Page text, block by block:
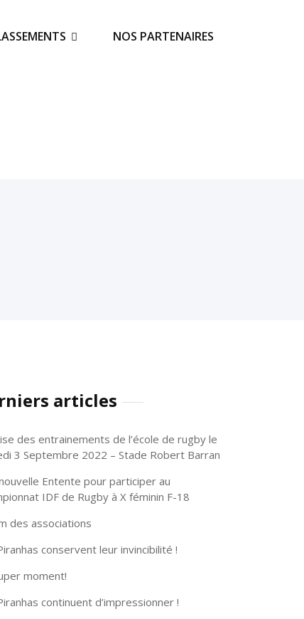
NOS PARTENAIRES
articles
des entrainements de l’école de rugby le
3 Septembre 2022 – Stade Robert Barran
Entente pour participer au
IDF de Rugby à X féminin F-18
des associations
conservent leur invincibilité !
moment!
continuent d’impressionner !